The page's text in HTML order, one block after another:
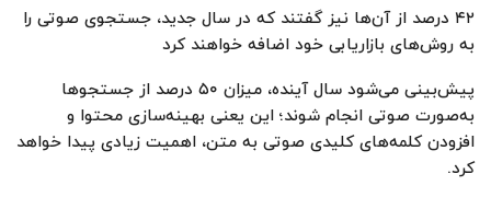
۴۲ درصد از آن‌ها نیز گفتند که در سال جدید، جستجوی صوتی را
به روش‌های بازاریابی خود اضافه خواهند کرد
پیش‌بینی می‌شود سال آینده، میزان ۵۰ درصد از جستجوها
به‌صورت صوتی انجام شوند؛ این یعنی بهینه‌سازی محتوا و
افزودن کلمه‌های کلیدی صوتی به متن، اهمیت زیادی پیدا خواهد
کرد.